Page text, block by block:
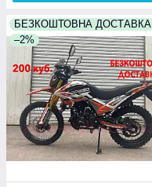
БЕЗКОШТОВНА ДОСТАВКА
–2%